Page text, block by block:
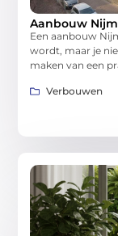
Aanbouw
Een aanbouw
wordt, maar je
maken van een
Verbouwen